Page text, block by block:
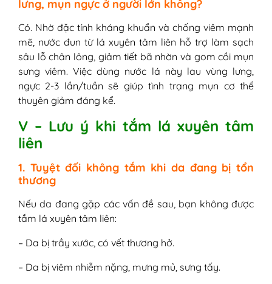
lưng, mụn ngực ở người lớn không?
Có. Nhờ đặc tính kháng khuẩn và chống viêm mạnh
mẽ, nước đun từ lá xuyên tâm liên hỗ trợ làm sạch
sâu lỗ chân lông, giảm tiết bã nhờn và gom cồi mụn
sưng viêm. Việc dùng nước lá này lau vùng lưng,
ngực 2-3 lần/tuần sẽ giúp tình trạng mụn cơ thể
thuyên giảm đáng kể.
V – Lưu ý khi tắm lá xuyên tâm
liên
1. Tuyệt đối không tắm khi da đang bị tổn
thương
Nếu da đang gặp các vấn đề sau, bạn không được
tắm lá xuyên tâm liên:
– Da bị trầy xước, có vết thương hở.
– Da bị viêm nhiễm nặng, mưng mủ, sưng tấy.